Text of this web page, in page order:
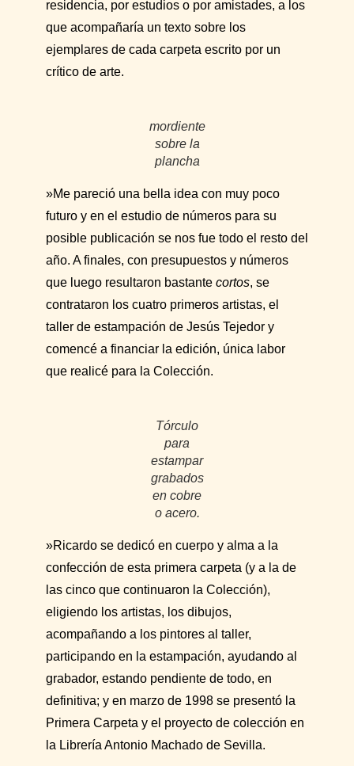
residencia, por estudios o por amistades, a los
que acompañaría un texto sobre los
ejemplares de cada carpeta escrito por un
crítico de arte.
mordiente
sobre la
plancha
»Me pareció una bella idea con muy poco
futuro y en el estudio de números para su
posible publicación se nos fue todo el resto del
año. A finales, con presupuestos y números
que luego resultaron bastante cortos, se
contrataron los cuatro primeros artistas, el
taller de estampación de Jesús Tejedor y
comencé a financiar la edición, única labor
que realicé para la Colección.
Tórculo
para
estampar
grabados
en cobre
o acero.
»Ricardo se dedicó en cuerpo y alma a la
confección de esta primera carpeta (y a la de
las cinco que continuaron la Colección),
eligiendo los artistas, los dibujos,
acompañando a los pintores al taller,
participando en la estampación, ayudando al
grabador, estando pendiente de todo, en
definitiva; y en marzo de 1998 se presentó la
Primera Carpeta y el proyecto de colección en
la Librería Antonio Machado de Sevilla.